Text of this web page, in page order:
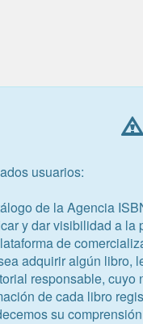
de alimentos
usuarios:
de la Agencia
y dar visibilidad a la
de
adquirir algún libro,
responsable, cuyo
de cada libro
su